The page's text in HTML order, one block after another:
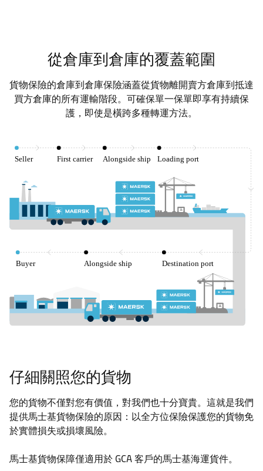
從倉庫到倉庫的覆蓋範圍
貨物保險的倉庫到倉庫保險涵蓋從貨物離開賣方倉庫到抵達
買方倉庫的所有運輸階段。可確保單一保單即享有持續保
護，即使是橫跨多種轉運方法。
仔細關照您的貨物
您的貨物不僅對您有價值，對我們也十分寶貴。這就是我們
提供馬士基貨物保險的原因：以全方位保險保護您的貨物免
於實體損失或損壞風險。
馬士基貨物保障僅適用於 GCA 客戶的馬士基海運貨件。